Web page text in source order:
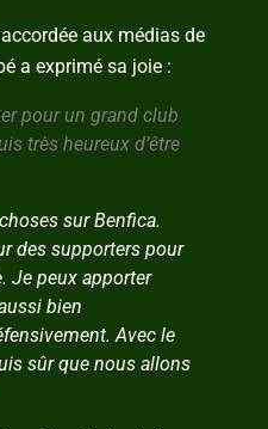
aux médias de
a exprimé sa joie :
pour un grand club
très heureux d’être
sur Benfica.
des supporters pour
Je peux apporter
bien
Avec le
sûr que nous allons